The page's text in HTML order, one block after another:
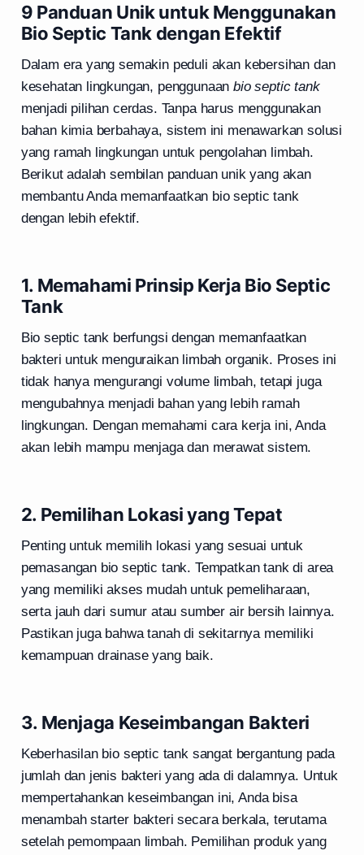
9 Panduan Unik untuk Menggunakan
Bio Septic Tank dengan Efektif
Dalam era yang semakin peduli akan kebersihan dan
kesehatan lingkungan, penggunaanbio septic tank
menjadi pilihan cerdas. Tanpa harus menggunakan
bahan kimia berbahaya, sistem ini menawarkan solusi
yang ramah lingkungan untuk pengolahan limbah.
Berikut adalah sembilan panduan unik yang akan
membantu Anda memanfaatkan bio septic tank
dengan lebih efektif.
1. Memahami Prinsip Kerja Bio Septic
Tank
Bio septic tank berfungsi dengan memanfaatkan
bakteri untuk menguraikan limbah organik. Proses ini
tidak hanya mengurangi volume limbah, tetapi juga
mengubahnya menjadi bahan yang lebih ramah
lingkungan. Dengan memahami cara kerja ini, Anda
akan lebih mampu menjaga dan merawat sistem.
2. Pemilihan Lokasi yang Tepat
Penting untuk memilih lokasi yang sesuai untuk
pemasangan bio septic tank. Tempatkan tank di area
yang memiliki akses mudah untuk pemeliharaan,
serta jauh dari sumur atau sumber air bersih lainnya.
Pastikan juga bahwa tanah di sekitarnya memiliki
kemampuan drainase yang baik.
3. Menjaga Keseimbangan Bakteri
Keberhasilan bio septic tank sangat bergantung pada
jumlah dan jenis bakteri yang ada di dalamnya. Untuk
mempertahankan keseimbangan ini, Anda bisa
menambah starter bakteri secara berkala, terutama
setelah pemompaan limbah. Pemilihan produk yang